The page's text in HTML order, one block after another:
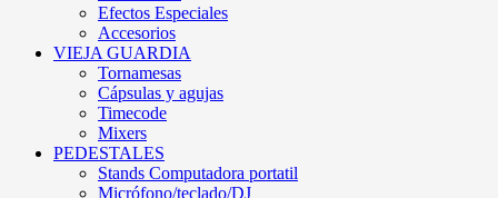
Efectos Especiales
Accesorios
VIEJA GUARDIA
Tornamesas
Cápsulas y agujas
Timecode
Mixers
PEDESTALES
Stands Computadora portatil
Micrófono/teclado/DJ